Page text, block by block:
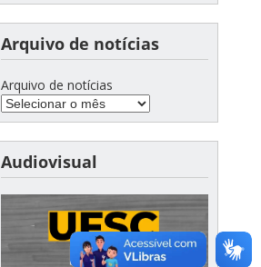
Arquivo de notícias
Arquivo de notícias
Audiovisual